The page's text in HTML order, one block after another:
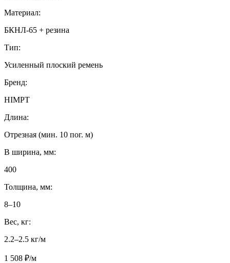
Материал:
БКНЛ-65 + резина
Тип:
Усиленный плоский ремень
Бренд:
HIMPT
Длина:
Отрезная (мин. 10 пог. м)
B ширина, мм:
400
Толщина, мм:
8–10
Вес, кг:
2.2–2.5 кг/м
1 508 ₽/м